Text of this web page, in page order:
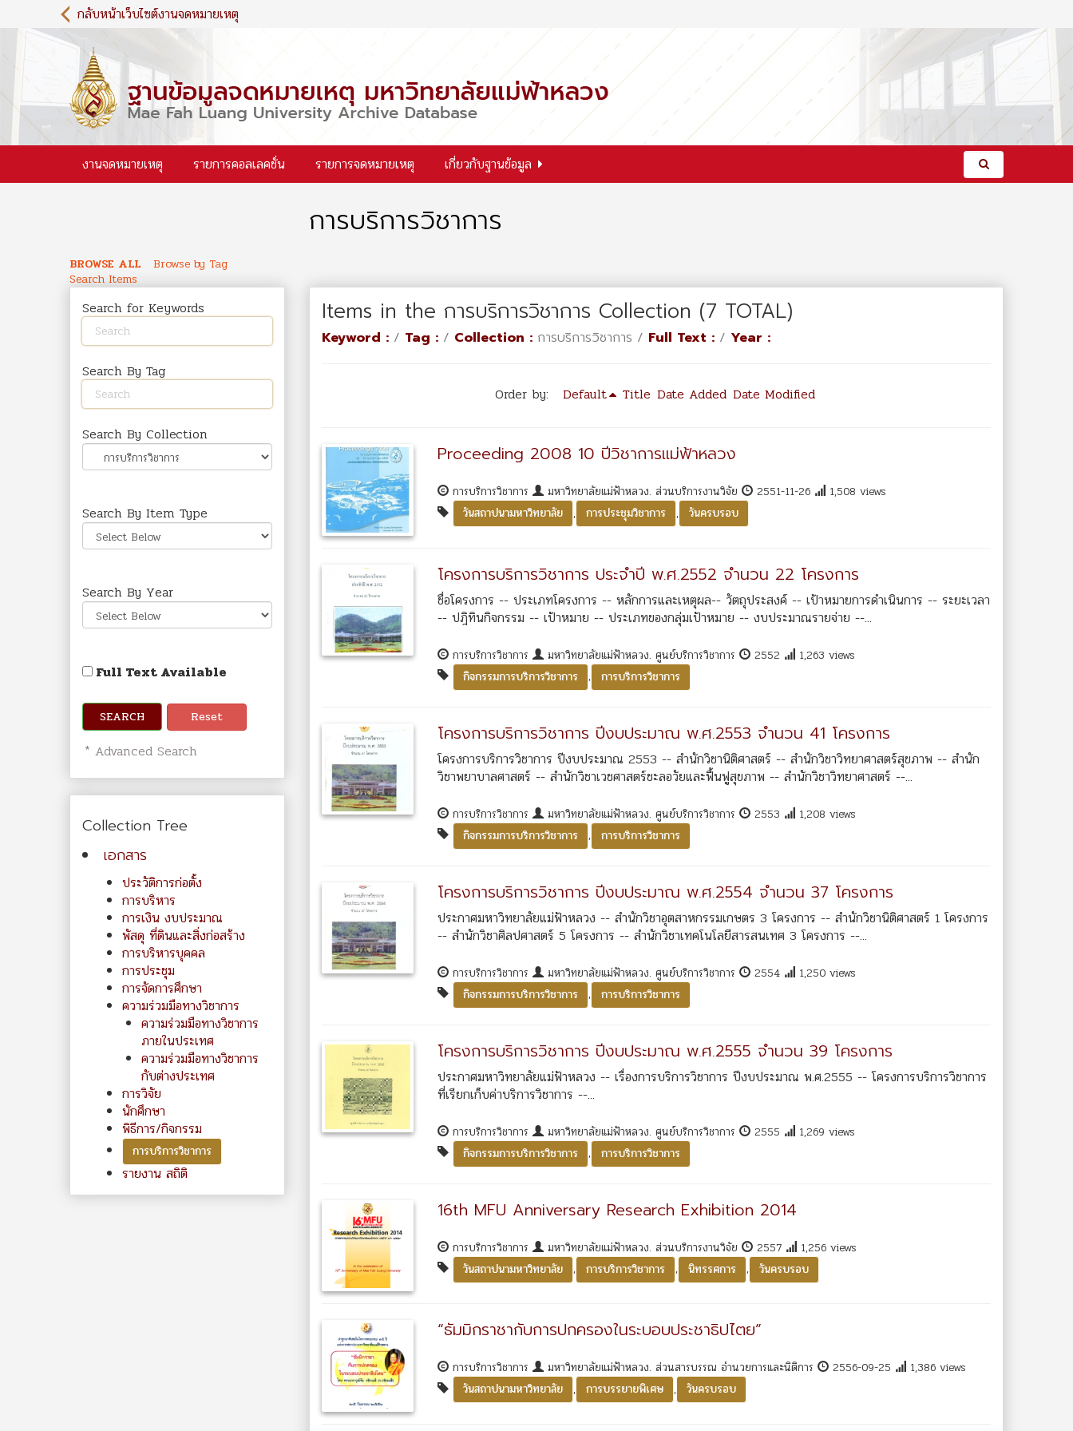
i
c
กลับหน้าเว็บไซต์งานจดหมายเหตุ
งานจดหมายเหตุ รายการคอลเลคชั่น รายการจดหมายเหตุ เกี่ยวกับฐานข้อมูล
การบริการวิชาการ
BROWSE ALL
Browse by Tag
Search Items
Search for Keywords
Search By Tag
Search By Collection
Search By Item Type
Search By Year
Full Text Available
SEARCH Reset
* Advanced Search
Collection Tree
เอกสาร
ประวัติการก่อตั้ง
การบริหาร
การเงิน งบประมาณ
พัสดุ ที่ดินและสิ่งก่อสร้าง
การบริหารบุคคล
การประชุม
การจัดการศึกษา
ความร่วมมือทางวิชาการ
ความร่วมมือทางวิชาการ
ภายในประเทศ
ความร่วมมือทางวิชาการ
กับต่างประเทศ
การวิจัย
นักศึกษา
พิธีการ/กิจกรรม
การบริการวิชาการ
รายงาน สถิติ
Items in the การบริการวิชาการ Collection (7 TOTAL)
Keyword : / Tag : / Collection : การบริการวิชาการ / Full Text : / Year :
Order by: Default Title Date Added Date Modified
Proceeding 2008 10 ปีวิชาการแม่ฟ้าหลวง
การบริการวิชาการ มหาวิทยาลัยแม่ฟ้าหลวง. ส่วนบริการงานวิจัย 2551-11-26
1,508 views
วันสถาปนามหาวิทยาลัย
, การประชุมวิชาการ , วันครบรอบ
โครงการบริการวิชาการ ประจำปี พ.ศ.2552 จำนวน 22 โครงการ
ชื่อโครงการ -- ประเภทโครงการ -- หลักการและเหตุผล-- วัตถุประสงค์ -- เป้าหมายการดำเนินการ -- ระยะเวลา
-- ปฎิทินกิจกรรม -- เป้าหมาย -- ประเภทของกลุ่มเป้าหมาย -- งบประมาณรายจ่าย --...
การบริการวิชาการ มหาวิทยาลัยแม่ฟ้าหลวง. ศูนย์บริการวิชาการ 2552
1,263 views
กิจกรรมการบริการวิชาการ
, การบริการวิชาการ
โครงการบริการวิชาการ ปีงบประมาณ พ.ศ.2553 จำนวน 41 โครงการ
โครงการบริการวิชาการ ปีงบประมาณ 2553 -- สำนักวิชานิติศาสตร์ -- สำนักวิชาวิทยาศาสตร์สุขภาพ -- สำนัก
วิชาพยาบาลศาสตร์ -- สำนักวิชาเวชศาสตร์ชะลอวัยและฟื้นฟูสุขภาพ -- สำนักวิชาวิทยาศาสตร์ --...
การบริการวิชาการ มหาวิทยาลัยแม่ฟ้าหลวง. ศูนย์บริการวิชาการ 2553
1,208 views
กิจกรรมการบริการวิชาการ
, การบริการวิชาการ
โครงการบริการวิชาการ ปีงบประมาณ พ.ศ.2554 จำนวน 37 โครงการ
ประกาศมหาวิทยาลัยแม่ฟ้าหลวง -- สำนักวิชาอุตสาหกรรมเกษตร 3 โครงการ -- สำนักวิชานิติศาสตร์ 1 โครงการ
-- สำนักวิชาศิลปศาสตร์ 5 โครงการ -- สำนักวิชาเทคโนโลยีสารสนเทศ 3 โครงการ --...
การบริการวิชาการ มหาวิทยาลัยแม่ฟ้าหลวง. ศูนย์บริการวิชาการ 2554
1,250 views
กิจกรรมการบริการวิชาการ
, การบริการวิชาการ
โครงการบริการวิชาการ ปีงบประมาณ พ.ศ.2555 จำนวน 39 โครงการ
ประกาศมหาวิทยาลัยแม่ฟ้าหลวง -- เรื่องการบริการวิชาการ ปีงบประมาณ พ.ศ.2555 -- โครงการบริการวิชาการ
ที่เรียกเก็บค่าบริการวิชาการ --...
การบริการวิชาการ มหาวิทยาลัยแม่ฟ้าหลวง. ศูนย์บริการวิชาการ 2555
1,269 views
กิจกรรมการบริการวิชาการ
, การบริการวิชาการ
16th MFU Anniversary Research Exhibition 2014
การบริการวิชาการ มหาวิทยาลัยแม่ฟ้าหลวง. ส่วนบริการงานวิจัย 2557
1,256 views
วันสถาปนามหาวิทยาลัย
, การบริการวิชาการ , นิทรรศการ , วันครบรอบ
“ธัมมิกราชากับการปกครองในระบอบประชาธิปไตย”
การบริการวิชาการ มหาวิทยาลัยแม่ฟ้าหลวง. ส่วนสารบรรณ อำนวยการและนิติการ 2556-09-25
1,386 views
วันสถาปนามหาวิทยาลัย
, การบรรยายพิเศษ , วันครบรอบ